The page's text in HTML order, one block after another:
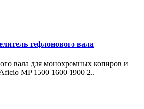
тефлонового вала
вала для монохромных копиров и
MP 1500 1600 1900 2..